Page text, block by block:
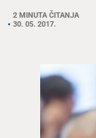
2 MINUTA ČITANJA
30. 05. 2017.